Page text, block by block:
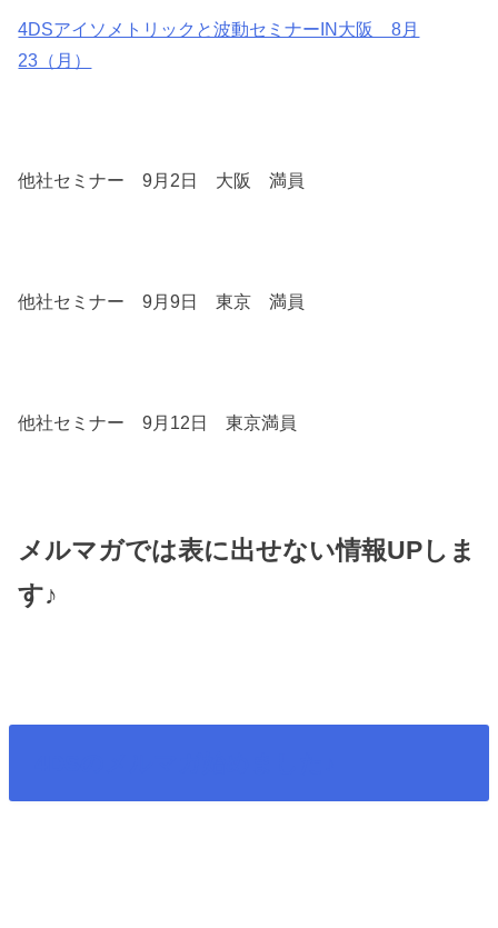
4DSアイソメトリックと波動セミナーIN大阪 8月
23（月）
他社セミナー 9月2日 大阪 満員
他社セミナー 9月9日 東京 満員
他社セミナー 9月12日 東京満員
メルマガでは表に出せない情報UPしま
す♪